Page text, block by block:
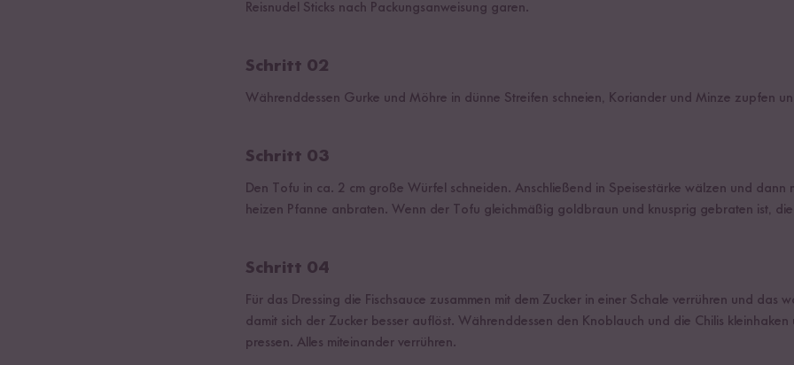
Reisnudel Sticks nach Packungsanweisung garen.
Schritt 02
Währenddessen Gurke und Möhre in dünne Streifen schneien, Koriander und Minze zupfen
Schritt 03
Den Tofu in ca. 2 cm große Würfel schneiden. Anschließend in Speisestärke wälzen und dann
heizen Pfanne anbraten. Wenn der Tofu gleichmäßig goldbraun und knusprig gebraten ist,
Schritt 04
Für das Dressing die Fischsauce zusammen mit dem Zucker in einer Schale verrühren und das
damit sich der Zucker besser auflöst. Währenddessen den Knoblauch und die Chilis kleinhaken
pressen. Alles miteinander verrühren.